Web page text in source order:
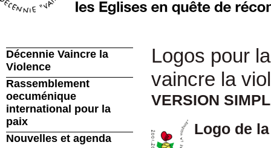
Logos pour
vaincre la
VERSION
Logo de
Décennie Vaincre la
Violence
Rassemblement
oecuménique
international pour la
paix
Nouvelles et agenda